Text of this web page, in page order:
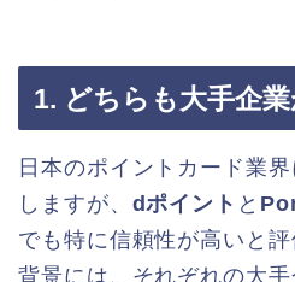
1. どちらも大手企
日本のポイントカード業
しますが、 dポイント と
でも特に信頼性が高いと
背景には、それぞれの大